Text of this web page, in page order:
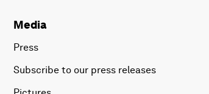
Media
Press
Subscribe to our press releases